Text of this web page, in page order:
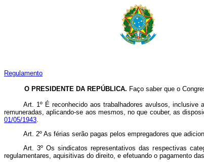
Regulamento
O PRESIDENTE DA REPÚBLICA. Faço saber que o
Art. 1º É reconhecido aos trabalhadores avulsos,
remuneradas, aplicando-se aos mesmos, no que couber, as
01/05/1943.
Art. 2º As férias serão pagas pelos empregadores que
Art. 3º Os sindicatos representativos das respectivas
regulamentares, aquisitivas do direito, e efetuando o pagamento